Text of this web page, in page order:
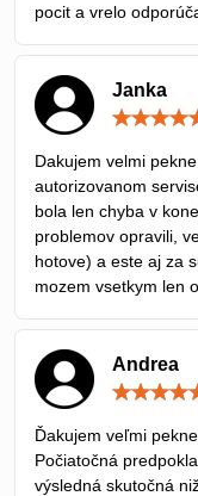
pocit a vrelo
Janka
Dakujem velmi
autorizovanom
bola len chyba v
problemov opravili,
hotove) a este aj za
mozem vsetkym len
Andrea
Ďakujem veľmi
Počiatočná
výsledná skutočná